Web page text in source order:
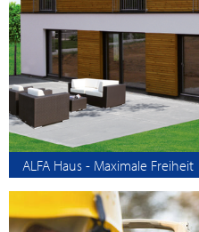
ALFA Haus - Maximale Freiheit